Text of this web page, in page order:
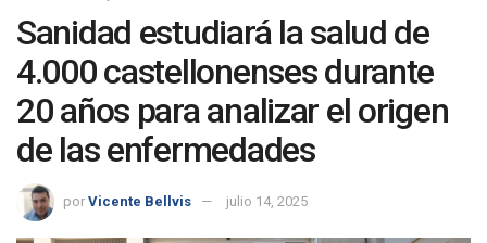
Sanidad estudiará la salud de
4.000 castellonenses durante
20 años para analizar el origen
de las enfermedades
por Vicente Bellvis julio 14, 2025